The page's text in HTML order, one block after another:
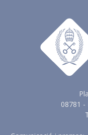
08781 -